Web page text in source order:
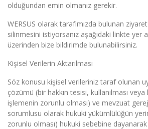
olduğundan emin olmanız gerekir.
WERSUS olarak tarafımızda bulunan
silinmesini istiyorsanız aşağıdaki linkte yer
üzerinden bize bildirimde bulunabilirsiniz.
Kişisel Verilerin Aktarılması
Söz konusu kişisel verileriniz taraf olunan
çözümü (bir hakkın tesisi, kullanılması
işlemenin zorunlu olması) ve mevzuat
sorumlusu olarak hukuki yükümlülüğün
zorunlu olması) hukuki sebebine